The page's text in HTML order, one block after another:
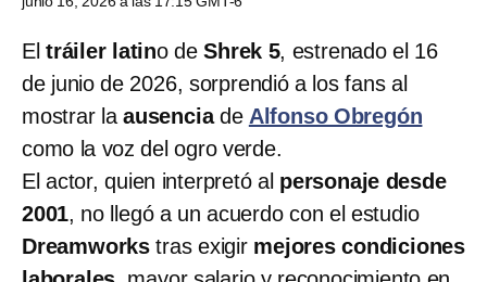
El tráiler latino deShrek 5, estrenado el 16
de junio de 2026, sorprendió a los fans al
mostrar laausenciade Alfonso Obregón
como la voz del ogro verde.
El actor, quien interpretó al personaje desde
2001, no llegó a un acuerdo con el estudio
Dreamworks tras exigir mejores condiciones